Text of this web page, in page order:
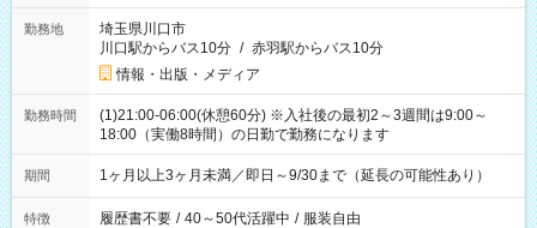
勤務地
埼玉県川口市
川口駅からバス10分 / 赤羽駅からバス10分
情報・出版・メディア
勤務時間
(1)21:00-06:00(休憩60分) ※入社後の最初2～3週間は9:00～
18:00（実働8時間）の日勤で勤務になります
期間 1ヶ月以上3ヶ月未満／即日～9/30まで（延長の可能性あり）
特徴 履歴書不要 / 40～50代活躍中 / 服装自由